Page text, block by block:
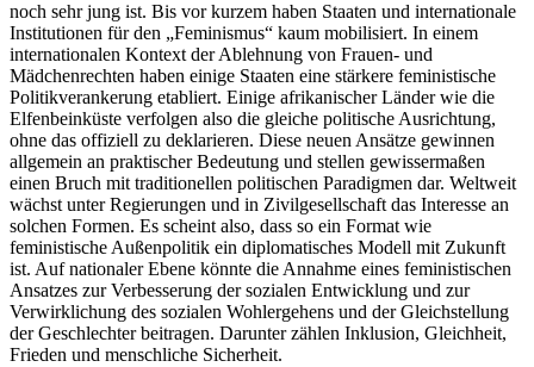
noch sehr jung ist. Bis vor kurzem haben Staaten und internationale
Institutionen für den „Feminismus“ kaum mobilisiert. In einem
internationalen Kontext der Ablehnung von Frauen- und
Mädchenrechten haben einige Staaten eine stärkere feministische
Politikverankerung etabliert. Einige afrikanischer Länder wie die
Elfenbeinküste verfolgen also die gleiche politische Ausrichtung,
ohne das offiziell zu deklarieren. Diese neuen Ansätze gewinnen
allgemein an praktischer Bedeutung und stellen gewissermaßen
einen Bruch mit traditionellen politischen Paradigmen dar. Weltweit
wächst unter Regierungen und in Zivilgesellschaft das Interesse an
solchen Formen. Es scheint also, dass so ein Format wie
feministische Außenpolitik ein diplomatisches Modell mit Zukunft
ist. Auf nationaler Ebene könnte die Annahme eines feministischen
Ansatzes zur Verbesserung der sozialen Entwicklung und zur
Verwirklichung des sozialen Wohlergehens und der Gleichstellung
der Geschlechter beitragen. Darunter zählen Inklusion, Gleichheit,
Frieden und menschliche Sicherheit.